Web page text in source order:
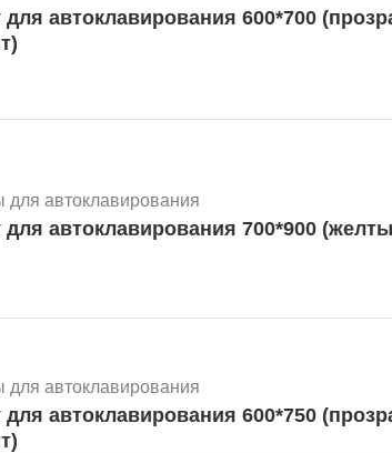
для автоклавирования 600*700
для автоклавирования
для автоклавирования 700*900
для автоклавирования
для автоклавирования 600*750